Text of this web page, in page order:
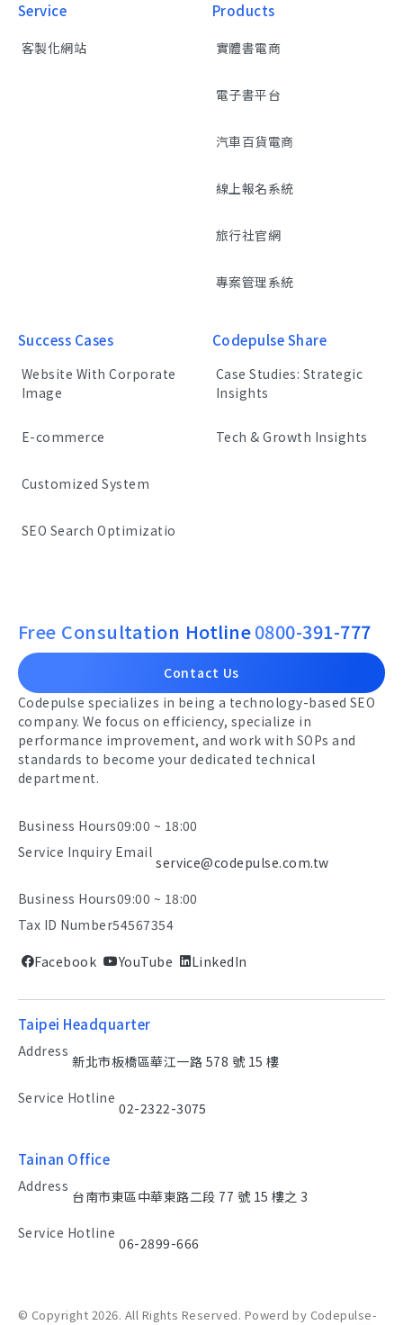
Service
客製化網站
Products
實體書電商
電子書平台
汽車百貨電商
線上報名系統
旅行社官網
專案管理系統
Success Cases
Website With Corporate
Image
E-commerce
Customized System
SEO Search Optimizatio
Codepulse Share
Case Studies: Strategic
Insights
Tech & Growth Insights
Free Consultation Hotline0800-391-777
Contact Us
Codepulse specializes in being a technology-based SEO
company. We focus on efficiency, specialize in
performance improvement, and work with SOPs and
standards to become your dedicated technical
department.
Business Hours09:00 ~ 18:00
Service Inquiry Email
service@codepulse.com.tw
Business Hours09:00 ~ 18:00
Tax ID Number54567354
Facebook YouTube LinkedIn
Taipei Headquarter
Address
新北市板橋區華江一路 578 號 15 樓
Service Hotline
02-2322-3075
Tainan Office
Address
台南市東區中華東路二段 77 號 15 樓之 3
Service Hotline
06-2899-666
© Copyright 2026. All Rights Reserved. Powerd by Codepulse-